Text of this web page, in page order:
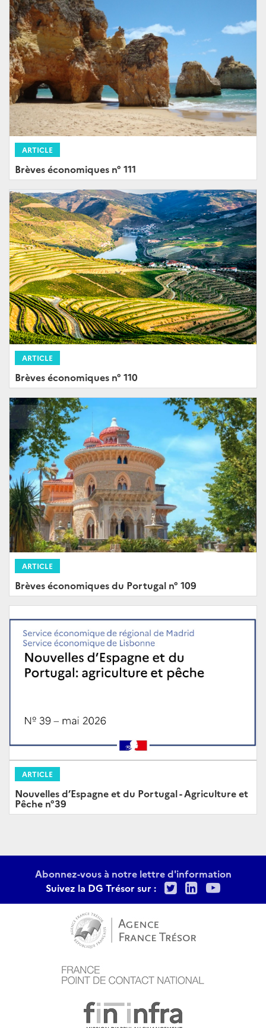
ARTICLE
Brèves économiques n° 111
ARTICLE
Brèves économiques n° 110
ARTICLE
Brèves économiques du Portugal n° 109
ARTICLE
Nouvelles d’Espagne et du Portugal - Agriculture et
Pêche n°39
Abonnez-vous à notre lettre d'information
Suivez la DG Trésor sur :
TwitterLinkedIn